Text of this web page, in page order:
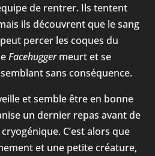
de rentrer. Ils tentent
ils découvrent que le sang
percer les coques du
Facehuggermeurt et se
sans conséquence.
et semble être en bonne
un dernier repas avant de
C’est alors que
et une petite créature,